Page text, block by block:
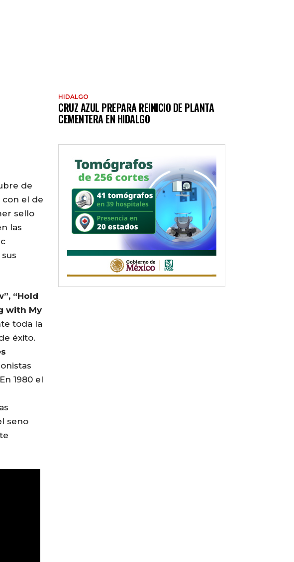
de
con el de
sello
las
“Hold
with My
toda la
éxito.
1980 el
seno
HIDALGO
CRUZ AZUL PREPARA REINICIO DE PLANTA
CEMENTERA EN HIDALGO